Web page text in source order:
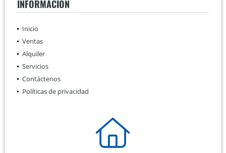
INFORMACIÓN
Inicio
Ventas
Alquiler
Servicios
Contáctenos
Políticas de privacidad